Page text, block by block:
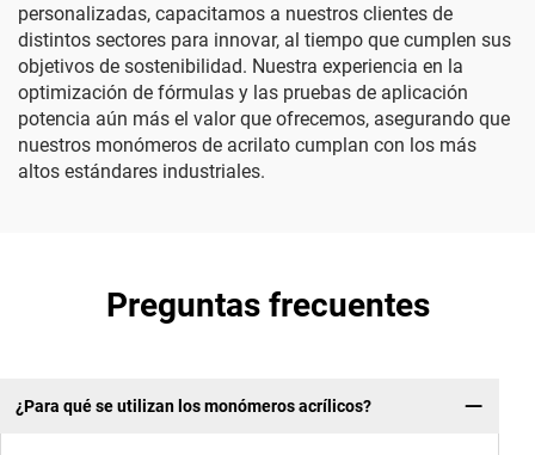
personalizadas, capacitamos a nuestros clientes de
distintos sectores para innovar, al tiempo que cumplen sus
objetivos de sostenibilidad. Nuestra experiencia en la
optimización de fórmulas y las pruebas de aplicación
potencia aún más el valor que ofrecemos, asegurando que
nuestros monómeros de acrilato cumplan con los más
altos estándares industriales.
Preguntas frecuentes
¿Para qué se utilizan los monómeros acrílicos?